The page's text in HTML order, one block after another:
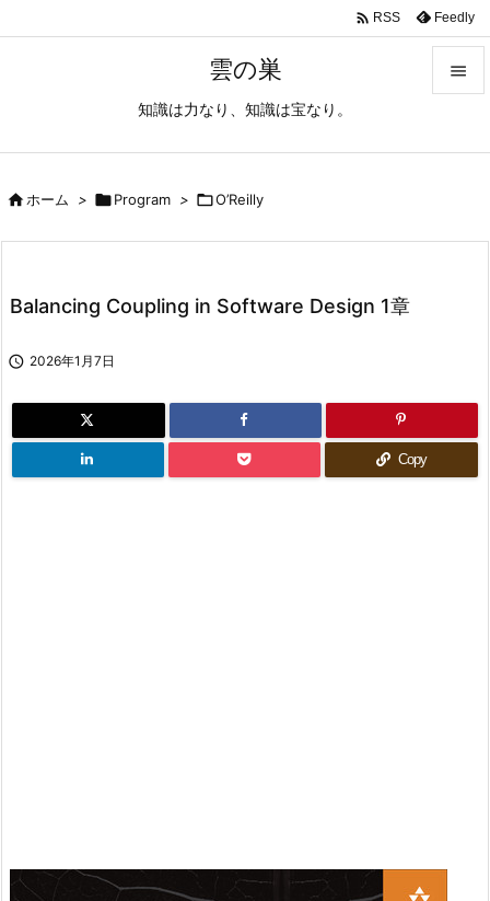
雲の巣
知識は力なり、知識は宝なり。

 RSS Feedly
ホーム > Program > O’Reilly
Balancing Coupling in Software Design 1章
 2026年1月7日
Copy